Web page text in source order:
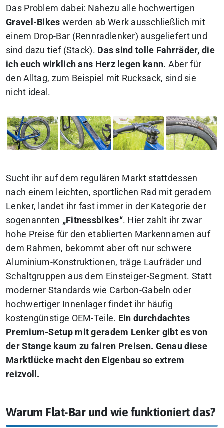
Das Problem dabei: Nahezu alle hochwertigen
Gravel-Bikes werden ab Werk ausschließlich mit
einem Drop-Bar (Rennradlenker) ausgeliefert und
sind dazu tief (Stack). Das sind tolle Fahrräder, die
ich euch wirklich ans Herz legen kann. Aber für
den Alltag, zum Beispiel mit Rucksack, sind sie
nicht ideal.
Sucht ihr auf dem regulären Markt stattdessen
nach einem leichten, sportlichen Rad mit geradem
Lenker, landet ihr fast immer in der Kategorie der
sogenannten „Fitnessbikes“. Hier zahlt ihr zwar
hohe Preise für den etablierten Markennamen auf
dem Rahmen, bekommt aber oft nur schwere
Aluminium-Konstruktionen, träge Laufräder und
Schaltgruppen aus dem Einsteiger-Segment. Statt
moderner Standards wie Carbon-Gabeln oder
hochwertiger Innenlager findet ihr häufig
kostengünstige OEM-Teile. Ein durchdachtes
Premium-Setup mit geradem Lenker gibt es von
der Stange kaum zu fairen Preisen. Genau diese
Marktlücke macht den Eigenbau so extrem
reizvoll.
Warum Flat-Bar und wie funktioniert das?